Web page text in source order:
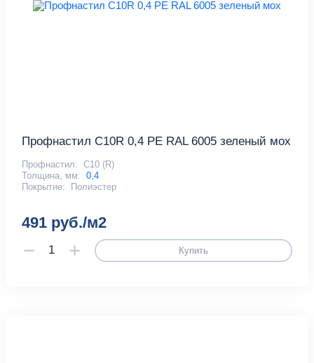
Профнастил С10R 0,4 PE RAL 6005 зеленый мох
Профнастил: С10 (R)
Толщина, мм: 0,4
Покрытие:
Полиэстер
491 руб./м2
Купить